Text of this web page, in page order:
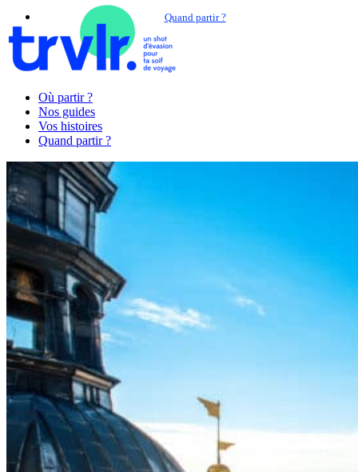
Quand partir ?
Où partir ?
Nos guides
Vos histoires
Quand partir ?